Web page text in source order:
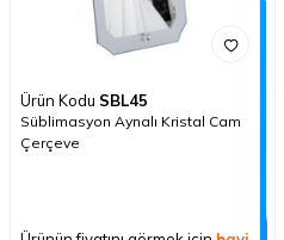
Ürün Kodu SBL45
Süblimasyon Aynalı Kristal Cam
Çerçeve